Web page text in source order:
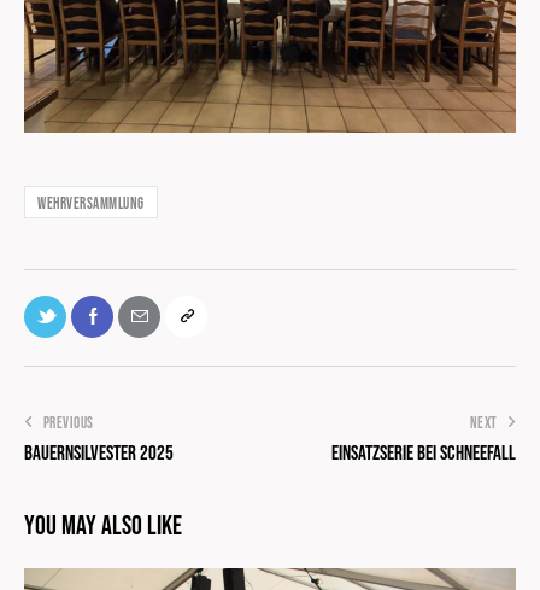
Wehrversammlung
PREVIOUS
Bauernsilvester 2025
NEXT
Einsatzserie bei Schneefall
You May Also Like